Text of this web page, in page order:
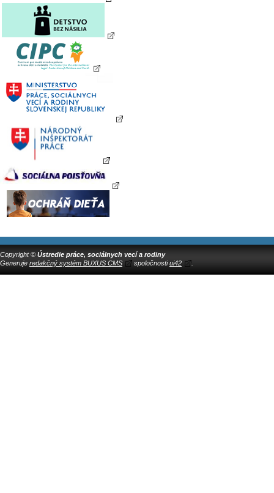
Copyright © Ústredie práce, sociálnych vecí a rodiny
Generuje redakčný systém BUXUS CMS spoločnostiui42